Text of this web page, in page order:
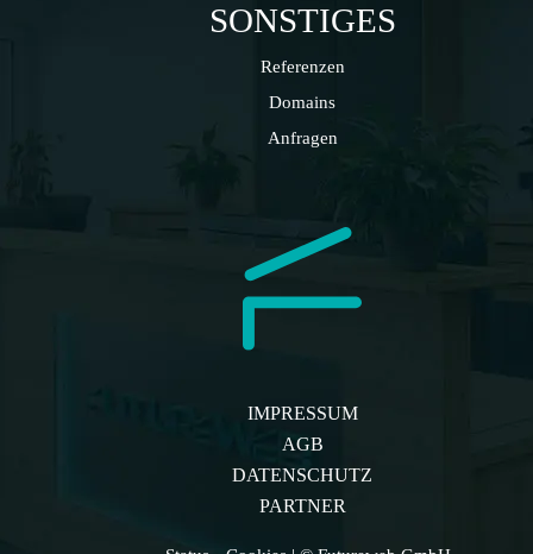
SONSTIGES
Referenzen
Domains
Anfragen
IMPRESSUM
AGB
DATENSCHUTZ
PARTNER